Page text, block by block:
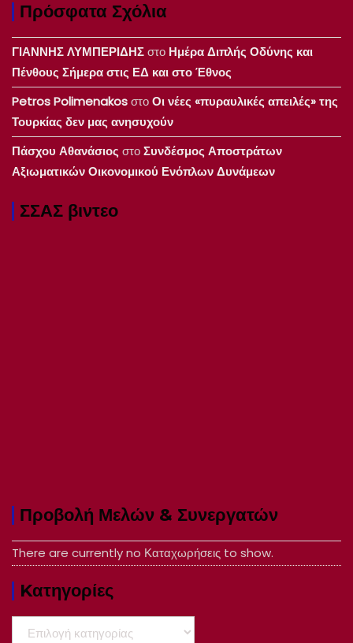
Πρόσφατα Σχόλια
ΓΙΑΝΝΗΣ ΛΥΜΠΕΡΙΔΗΣστο Ημέρα Διπλής Οδύνης και
Πένθους Σήμερα στις ΕΔ και στο Έθνος
Petros PolimenakosστοΟι νέες «πυραυλικές απειλές» της
Τουρκίας δεν μας ανησυχούν
Πάσχου ΑθανάσιοςστοΣυνδέσμος Αποστράτων
Αξιωματικών Οικονομικού Ενόπλων Δυνάμεων
ΣΣΑΣ βιντεο
Προβολή Μελών & Συνεργατών
There are currently no Καταχωρήσεις to show.
Kατηγορίες
Kατηγορίες